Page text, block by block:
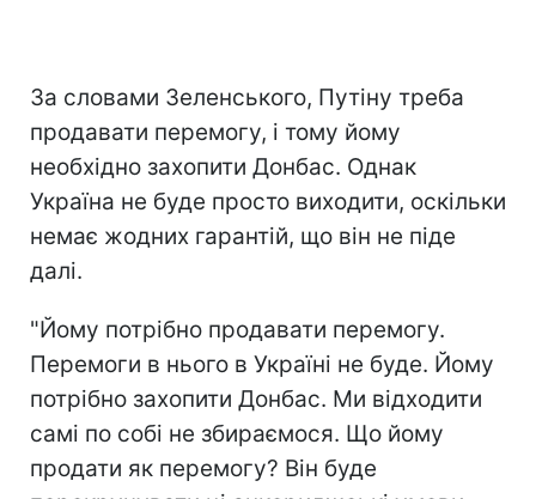
За словами Зеленського, Путіну треба
продавати перемогу, і тому йому
необхідно захопити Донбас. Однак
Україна не буде просто виходити, оскільки
немає жодних гарантій, що він не піде
далі.
"Йому потрібно продавати перемогу.
Перемоги в нього в Україні не буде. Йому
потрібно захопити Донбас. Ми відходити
самі по собі не збираємося. Що йому
продати як перемогу? Він буде